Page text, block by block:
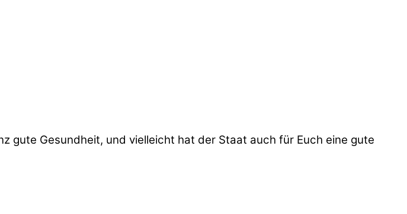
gute Gesundheit, und vielleicht hat der Staat auch für Euch eine gute